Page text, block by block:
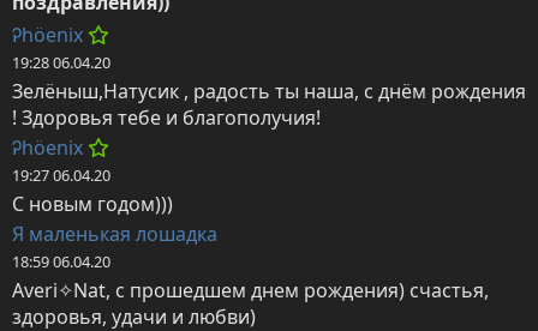
Ꭾhöenix
19:28 06.04.20
Зелёныш,Натусик , радость ты наша, с днём рождения
! Здоровья тебе и благополучия!
Ꭾhöenix
19:27 06.04.20
С новым годом)))
Я маленькая лошадка
18:59 06.04.20
Averi✧Nat, с прошедшем днем рождения) счастья,
здоровья, удачи и любви)